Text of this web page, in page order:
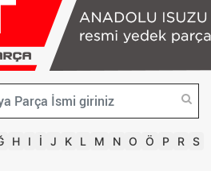
H I İ J K L M N O Ö P R S